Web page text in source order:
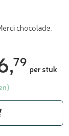
chocolade.
79 per stuk